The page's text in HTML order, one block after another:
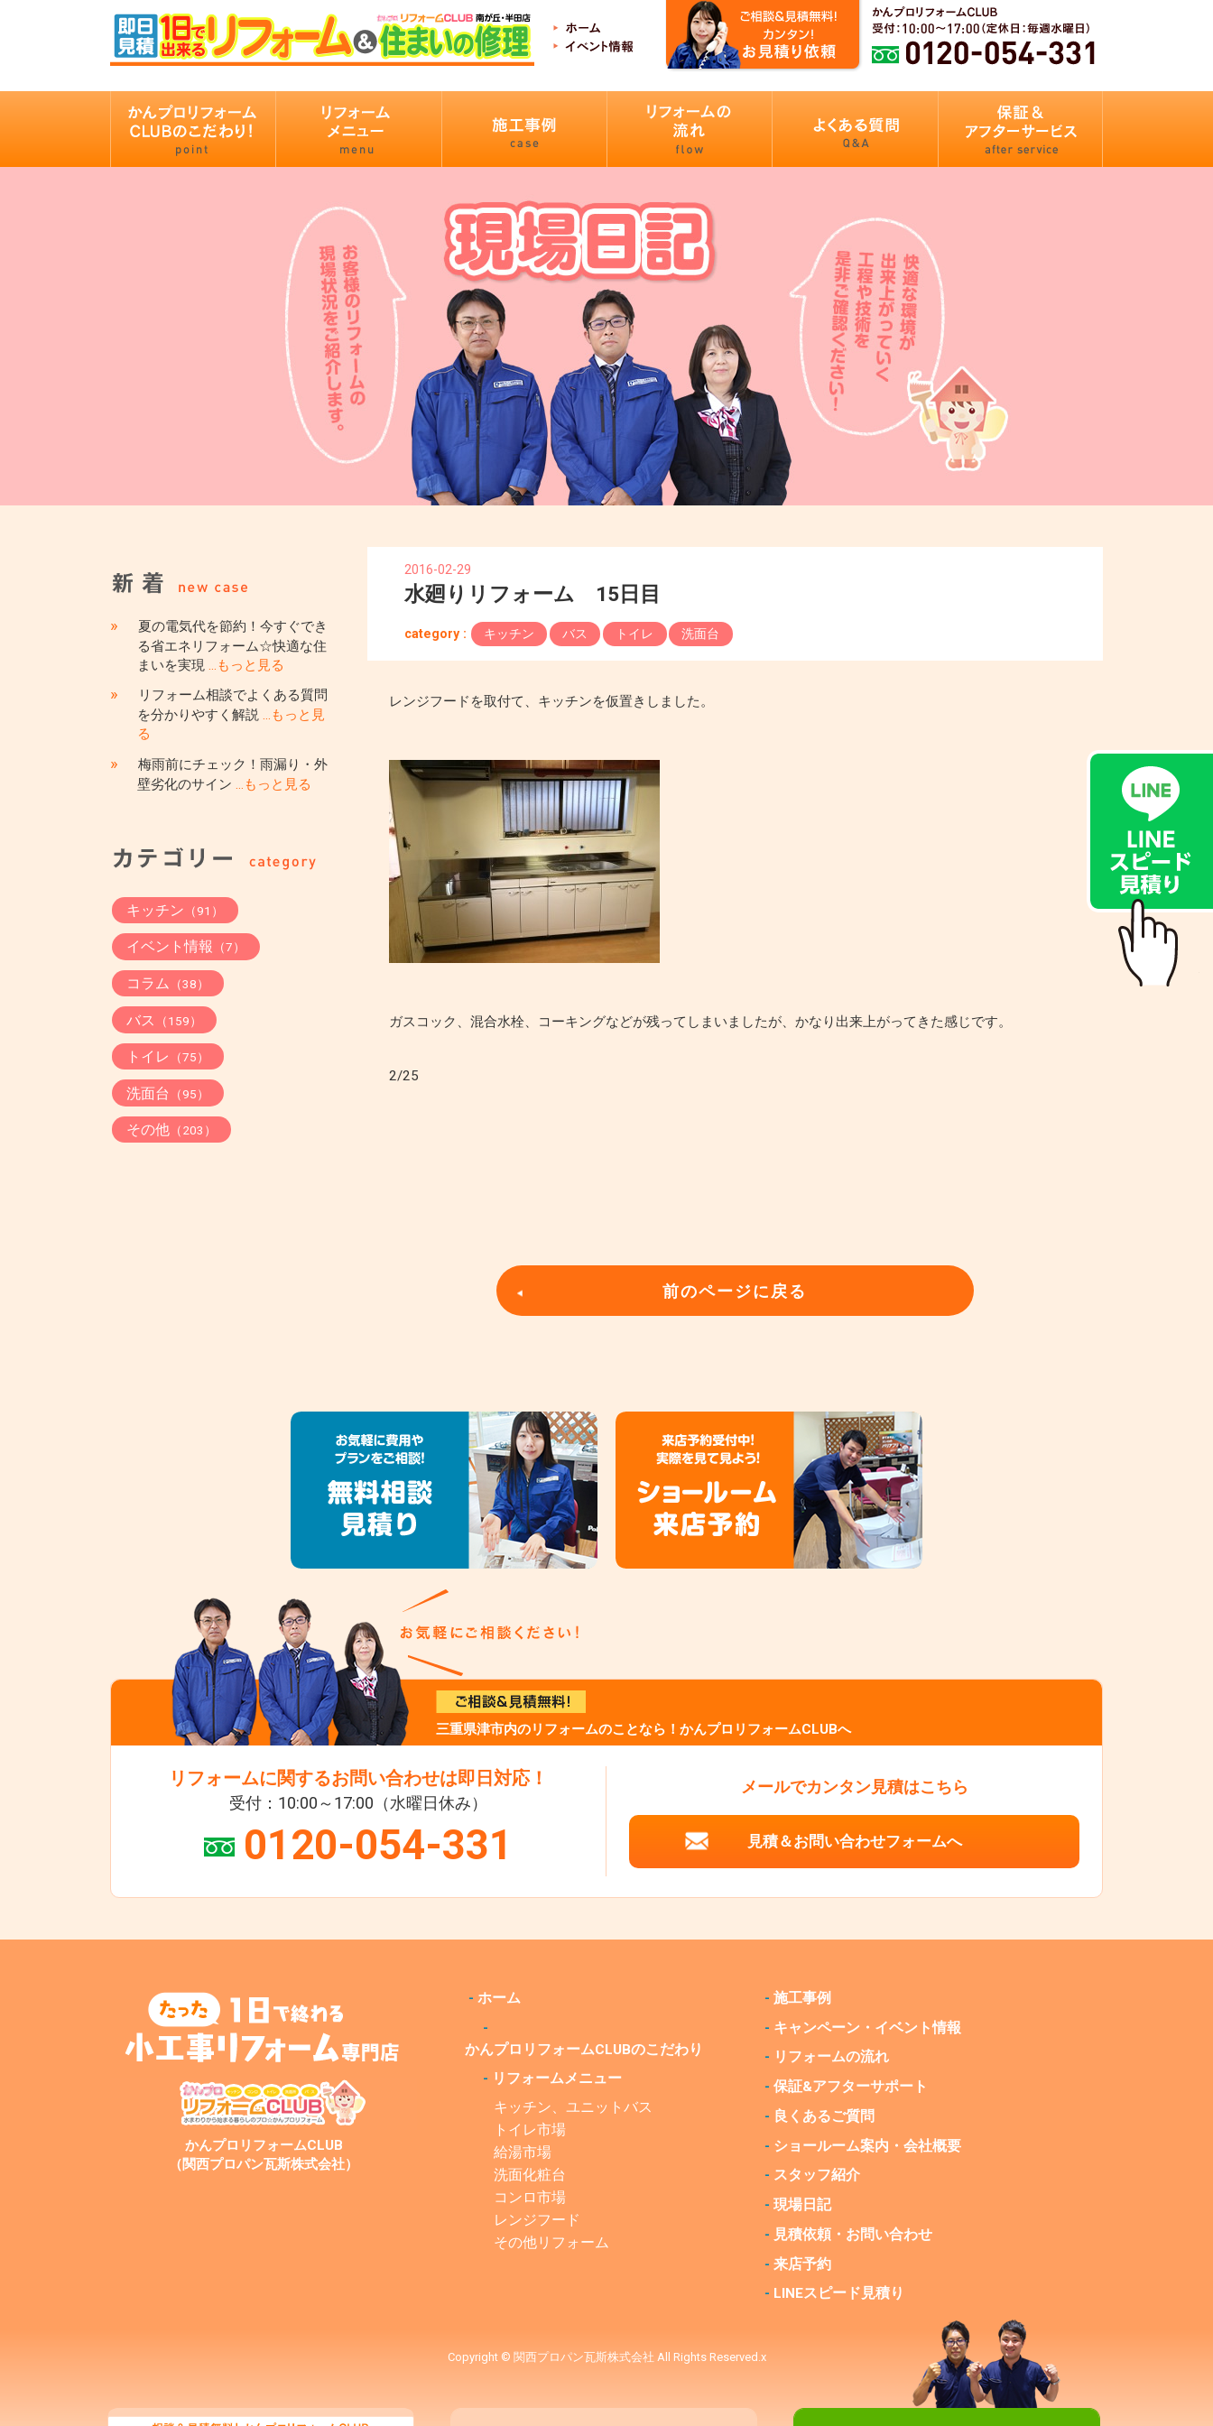
2016-02-29
水廻りリフォーム 15日目
category : キッチン バス トイレ 洗面台
レンジフードを取付て、キッチンを仮置きしました。
ガスコック、混合水栓、コーキングなどが残ってしまいましたが、かなり出来上がってきた感じです。
2/25
前のページに戻る
»
夏の電気代を節約！今すぐでき
る省エネリフォーム☆快適な住
まいを実現…もっと見る
»
リフォーム相談でよくある質問
を分かりやすく解説…もっと見
る
»
梅雨前にチェック！雨漏り・外
壁劣化のサイン…もっと見る
キッチン （91）
イベント情報 （7）
コラム （38）
バス （159）
トイレ （75）
洗面台 （95）
その他（203）
三重県津市内のリフォームのことなら！かんプロリフォームCLUBへ
リフォームに関するお問い合わせは即日対応！
受付：10:00～17:00（水曜日休み）
0120-054-331
メールでカンタン見積はこちら
見積＆お問い合わせフォームへ
- ホーム
-
かんプロリフォームCLUBのこだわり
- リフォームメニュー
キッチン、ユニットバス
トイレ市場
給湯市場
洗面化粧台
コンロ市場
レンジフード
その他リフォーム
- 施工事例
- キャンペーン・ イベント情報
- リフォームの流れ
- 保証&アフターサポート
- 良くあるご質問
- ショールーム案内・ 会社概要
- スタッフ紹介
- 現場日記
- 見積依頼・お問い合わせ
- 来店予約
- LINEスピード見積り
かんプロリフォームCLUB
（関西プロパン瓦斯株式会社）
Copyright © 関西プロパン瓦斯株式会社 All Rights Reserved.x